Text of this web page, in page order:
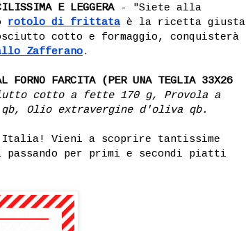
E LEGGERA
- "Siete alla
rotolo di frittata è la ricetta giusta
cotto e formaggio, conquisterà
Zafferano.
FORNO FARCITA (PER UNA TEGLIA 33X26
cotto a fette 170 g, Provola a
Olio extravergine d'oliva qb.
Vieni a scoprire tantissime
per primi e secondi piatti